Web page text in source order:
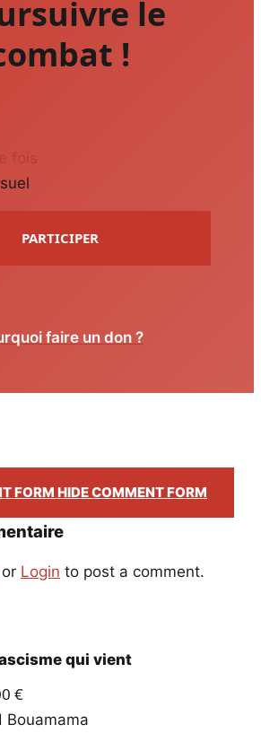
le
!
PARTICIPER
faire un don ?
FORM HIDE COMMENT FORM
or Login to post a comment.
qui vient
€
Bouamama